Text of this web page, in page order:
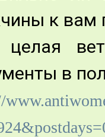
к вам
целая
в